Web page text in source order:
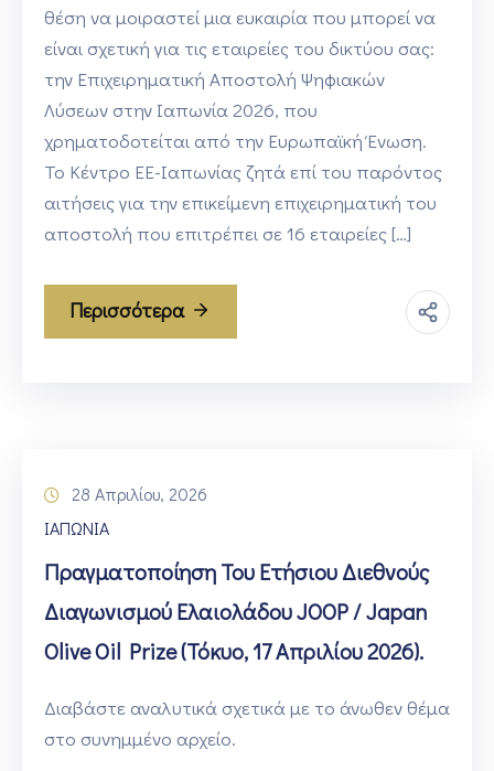
θέση να μοιραστεί μια ευκαιρία που μπορεί να
είναι σχετική για τις εταιρείες του δικτύου σας:
την Επιχειρηματική Αποστολή Ψηφιακών
Λύσεων στην Ιαπωνία 2026, που
χρηματοδοτείται από την Ευρωπαϊκή Ένωση.
Το Κέντρο ΕΕ-Ιαπωνίας ζητά επί του παρόντος
αιτήσεις για την επικείμενη επιχειρηματική του
αποστολή που επιτρέπει σε 16 εταιρείες […]
Περισσότερα
28 Απριλίου, 2026
ΙΑΠΩΝΙΑ
Πραγματοποίηση Του Ετήσιου Διεθνούς
Διαγωνισμού Ελαιολάδου JOOP / Japan
Olive Oil Prize (Τόκυο, 17 Απριλίου 2026).
Διαβάστε αναλυτικά σχετικά με το άνωθεν θέμα
στο συνημμένο αρχείο.